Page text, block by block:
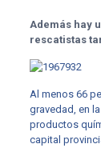
Además hay
rescatistas
Al menos 66
gravedad, en
productos
capital